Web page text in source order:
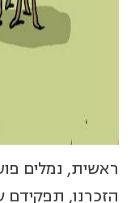
ראשית, נמלים
הזכרנו, תפקידם